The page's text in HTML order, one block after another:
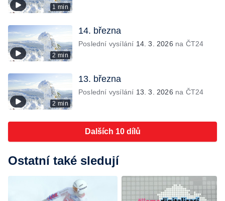
1 min
2 min
14. března
Poslední vysílání 14. 3. 2026 na ČT24
2 min
13. března
Poslední vysílání 13. 3. 2026 na ČT24
Dalších 10 dílů
Ostatní také sledují